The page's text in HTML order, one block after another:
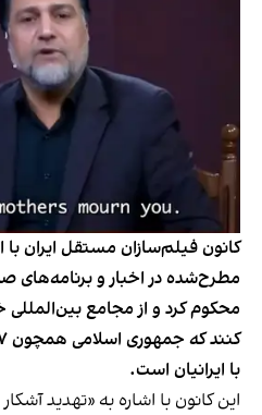
کانون فیلم‌سازان مستقل ایران با
مطرح‌شده در اخبار و برنامه‌های
محکوم کرد و از مجامع
با ایرانیان است.
این کانون با اشاره به «تهدید